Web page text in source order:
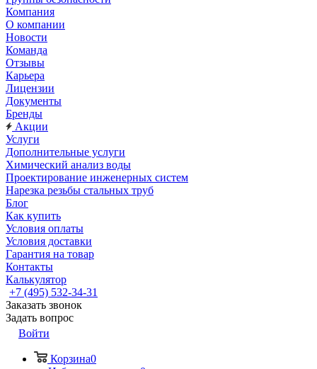
Компания
О компании
Новости
Команда
Отзывы
Карьера
Лицензии
Документы
Бренды
Акции
Услуги
Дополнительные услуги
Химический анализ воды
Проектирование инженерных систем
Нарезка резьбы стальных труб
Блог
Как купить
Условия оплаты
Условия доставки
Гарантия на товар
Контакты
Калькулятор
+7 (495) 532‑34‑31
Заказать звонок
Задать вопрос
Войти
Корзина0